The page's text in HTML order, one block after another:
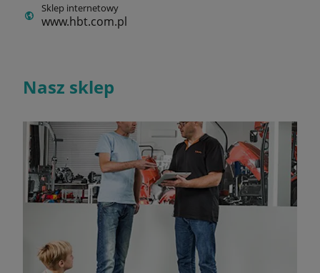
Sklep internetowy
www.hbt.com.pl
Nasz sklep